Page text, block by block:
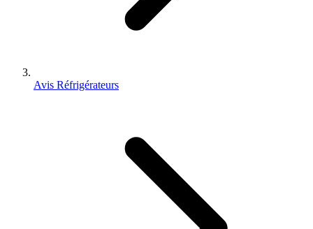
Avis Réfrigérateurs